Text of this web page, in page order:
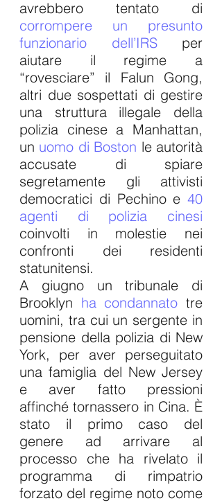
corrompere un presunto
funzionario dell’IRS per
aiutare il regime a
“rovesciare” il Falun Gong,
altri due sospettati di gestire
una struttura illegale della
polizia cinese a Manhattan,
un uomo di Boston le autorità
accusate di spiare
segretamente gli attivisti
democratici di Pechino e 40
agenti di polizia cinesi
coinvolti in molestie nei
confronti dei residenti
statunitensi.
A giugno un tribunale di
Brooklyn ha condannato tre
uomini, tra cui un sergente in
pensione della polizia di New
York, per aver perseguitato
una famiglia del New Jersey
e aver fatto pressioni
affinché tornassero in Cina. È
stato il primo caso del
genere ad arrivare al
processo che ha rivelato il
programma di rimpatrio